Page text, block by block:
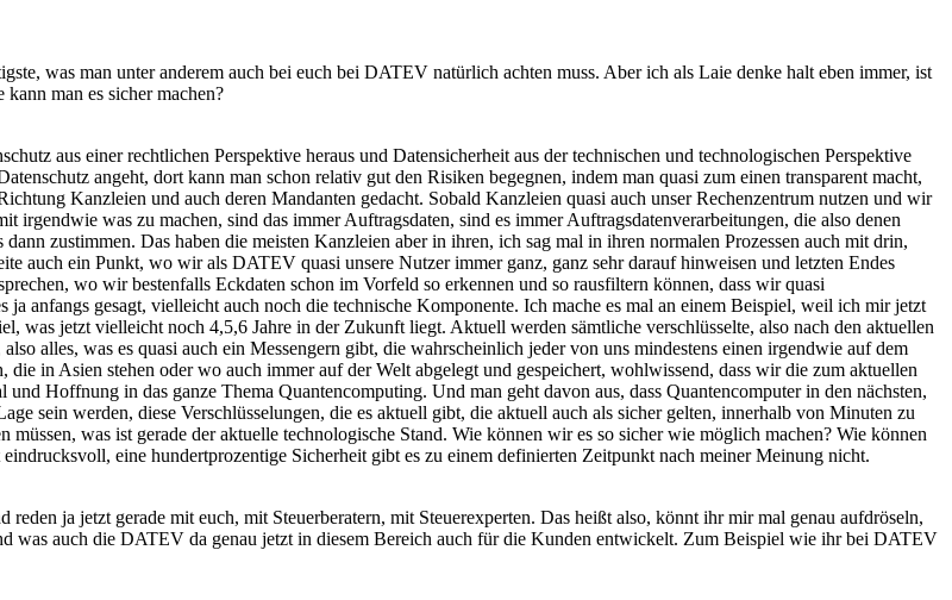
was man unter anderem auch bei euch bei DATEV natürlich achten muss. Aber ich als Laie denke halt eben immer, ist
man es sicher machen?
aus einer rechtlichen Perspektive heraus und Datensicherheit aus der technischen und technologischen Perspektive
angeht, dort kann man schon relativ gut den Risiken begegnen, indem man quasi zum einen transparent macht,
Kanzleien und auch deren Mandanten gedacht. Sobald Kanzleien quasi auch unser Rechenzentrum nutzen und wir
irgendwie was zu machen, sind das immer Auftragsdaten, sind es immer Auftragsdatenverarbeitungen, die also denen
zustimmen. Das haben die meisten Kanzleien aber in ihren, ich sag mal in ihren normalen Prozessen auch mit drin,
auch ein Punkt, wo wir als DATEV quasi unsere Nutzer immer ganz, ganz sehr darauf hinweisen und letzten Endes
wo wir bestenfalls Eckdaten schon im Vorfeld so erkennen und so rausfiltern können, dass wir quasi
anfangs gesagt, vielleicht auch noch die technische Komponente. Ich mache es mal an einem Beispiel, weil ich mir jetzt
was jetzt vielleicht noch 4,5,6 Jahre in der Zukunft liegt. Aktuell werden sämtliche verschlüsselte, also nach den aktuellen
alles, was es quasi auch ein Messengern gibt, die wahrscheinlich jeder von uns mindestens einen irgendwie auf dem
in Asien stehen oder wo auch immer auf der Welt abgelegt und gespeichert, wohlwissend, dass wir die zum aktuellen
Hoffnung in das ganze Thema Quantencomputing. Und man geht davon aus, dass Quantencomputer in den nächsten,
sein werden, diese Verschlüsselungen, die es aktuell gibt, die aktuell auch als sicher gelten, innerhalb von Minuten zu
was ist gerade der aktuelle technologische Stand. Wie können wir es so sicher wie möglich machen? Wie können
eine hundertprozentige Sicherheit gibt es zu einem definierten Zeitpunkt nach meiner Meinung nicht.
ja jetzt gerade mit euch, mit Steuerberatern, mit Steuerexperten. Das heißt also, könnt ihr mir mal genau aufdröseln,
was auch die DATEV da genau jetzt in diesem Bereich auch für die Kunden entwickelt. Zum Beispiel wie ihr bei DATEV